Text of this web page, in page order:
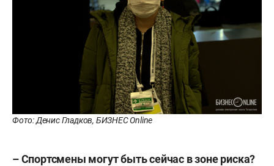
Фото: Денис Гладков, БИЗНЕС Online
– Спортсмены могут быть сейчас в зоне риска?